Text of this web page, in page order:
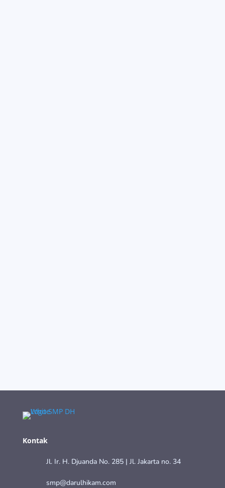
Kontak
Jl. Ir. H. Djuanda No. 285 | Jl. Jakarta no. 34
smp@darulhikam.com